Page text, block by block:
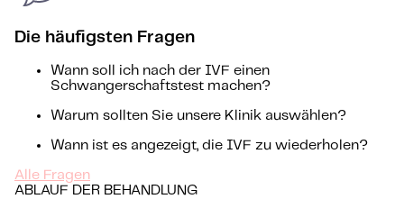
Die häufigsten Fragen
Wann soll ich nach der IVF einen
Schwangerschaftstest machen?
Warum sollten Sie unsere Klinik auswählen?
Wann ist es angezeigt, die IVF zu wiederholen?
Alle Fragen
ABLAUF DER BEHANDLUNG